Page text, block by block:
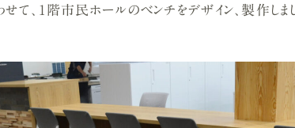
て、1階市民ホールのベンチをデザイン、製作しまし